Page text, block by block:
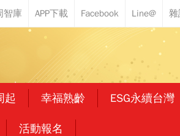
起 幸福熟齡 ESG永續台灣
活動報名